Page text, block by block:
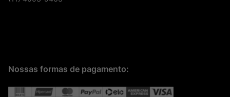
Nossas formas de pagamento: